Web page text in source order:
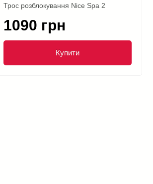
Трос розблокування Nice Spa 2
1090 грн
Купити